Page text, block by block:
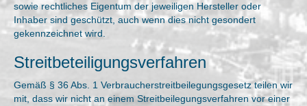
sowie rechtliches Eigentum der jeweiligen Hersteller oder
Inhaber sind geschützt, auch wenn dies nicht gesondert
gekennzeichnet wird.
Streitbeteiligungsverfahren
Gemäß § 36 Abs. 1 Verbraucherstreitbeilegungsgesetz teilen wir
mit, dass wir nicht an einem Streitbeilegungsverfahren vor einer